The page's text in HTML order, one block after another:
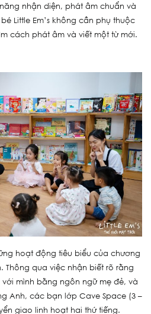
nhận diện, phát âm chuẩn và
Little Em’s không cần phụ thuộc
cách phát âm và viết một từ mới.
hoạt động tiêu biểu của chương
Thông qua việc nhận biết rõ rằng
mình bằng ngôn ngữ mẹ đẻ, và
Anh, các bạn lớp Cave Space (3 –
giao linh hoạt hai thứ tiếng.